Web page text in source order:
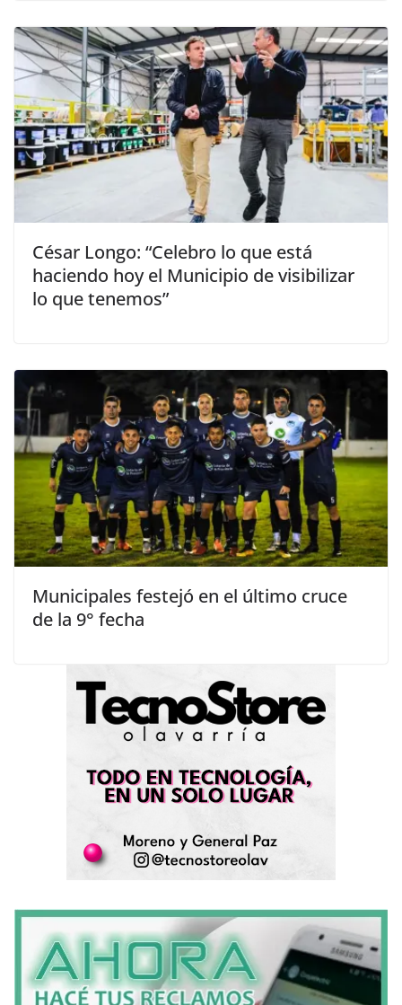
César Longo: “Celebro lo que está
haciendo hoy el Municipio de visibilizar
lo que tenemos”
Municipales festejó en el último cruce
de la 9° fecha